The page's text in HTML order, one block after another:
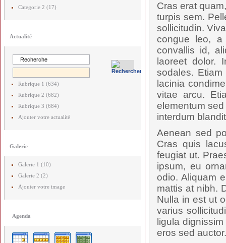
Categorie 2 (17)
Actualité
Rubrique 1 (634)
Rubrique 2 (682)
Rubrique 3 (684)
Ajouter votre actualité
Galerie
Galerie 1 (10)
Galerie 2 (2)
Ajouter votre image
Agenda
Cras erat
turpis sem.
sollicitudin.
congue leo, a
convallis id,
laoreet dolor.
sodales.
lacinia
vitae arcu.
elementum
interdum
Aenean sed
Cras quis
feugiat ut.
ipsum, eu
odio. Aliquam
mattis at nibh.
Nulla in est ut
varius
ligula
eros sed auctor.